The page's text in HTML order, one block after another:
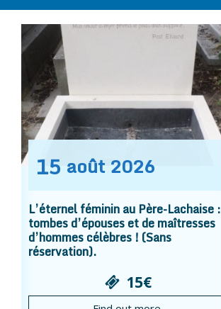
15 août 2026
L’éternel féminin au Père-Lachaise :
tombes d’épouses et de maîtresses
d’hommes célèbres ! (Sans
réservation).
15€